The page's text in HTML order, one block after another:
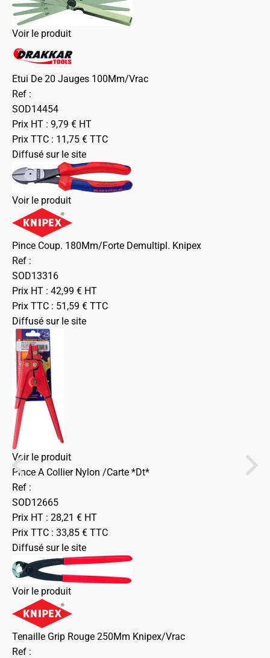
Voir le produit
Etui De 20 Jauges 100Mm/Vrac
Ref :
SOD14454
Prix HT : 9,79 € HT
Prix TTC : 11,75 € TTC
Diffusé sur le site
Voir le produit
Pince Coup. 180Mm/Forte Demultipl. Knipex
Ref :
SOD13316
Prix HT : 42,99 € HT
Prix TTC : 51,59 € TTC
Diffusé sur le site
Voir le produit
Pince A Collier Nylon /Carte *Dt*
Ref :
SOD12665
Prix HT : 28,21 € HT
Prix TTC : 33,85 € TTC
Diffusé sur le site
Voir le produit
Tenaille Grip Rouge 250Mm Knipex/Vrac
Ref :